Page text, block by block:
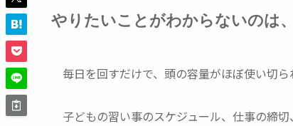
やりたいことがわからないのは
毎日を回すだけで、頭の容量がほぼ使い切ら
子どもの習い事のスケジュール、仕事の締切